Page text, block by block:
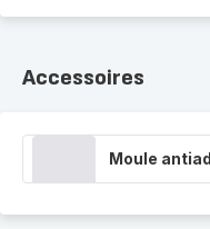
Accessoires
Moule